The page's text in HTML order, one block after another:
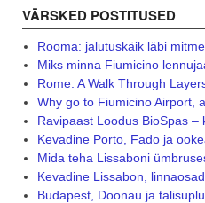
VÄRSKED POSTITUSED
Rooma: jalutuskäik läbi
Miks minna Fiumicino
Rome: A Walk Through
Why go to Fiumicino Airport,
Ravipaast Loodus BioSpas –
Kevadine Porto, Fado ja
Mida teha Lissaboni
Kevadine Lissabon,
Budapest, Doonau ja